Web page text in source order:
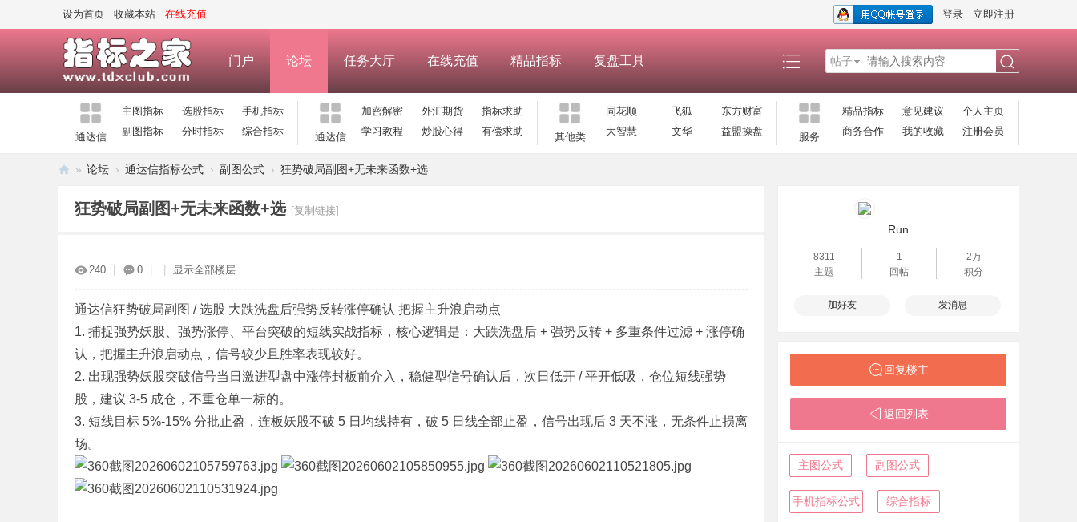
设为首页 收藏本站 在线充值 登录 立即注册
门户 论坛 任务大厅 在线充值 精品指标 复盘工具 帖子
通达信
主图指标 选股指标
手机指标
副图指标
分时指标 综合指标 通达信
加密解密 外汇期货
指标求助
学习教程
炒股心得 有偿求助 其他类
同花顺 飞狐
东方财富
大智慧
文华 益盟操盘 服务
精品指标 意见建议
个人主页
商务合作
我的收藏 注册会员
» 论坛 › 通达信指标公式 › 副图公式 › 狂势破局副图+无未来函数+选
狂势破局副图+无未来函数+选 [复制链接]
240 0 显示全部楼层
通达信狂势破局副图 / 选股 大跌洗盘后强势反转涨停确认 把握主升浪启动点
1. 捕捉强势妖股、强势涨停、平台突破的短线实战指标，核心逻辑是：大跌洗盘后 + 强势反转 + 多重条件过滤 + 涨停确
认，把握主升浪启动点，信号较少且胜率表现较好。
2. 出现强势妖股突破信号当日激进型盘中涨停封板前介入，稳健型信号确认后，次日低开 / 平开低吸，仓位短线强势
股，建议 3-5 成仓，不重仓单一标的。
3. 短线目标 5%-15% 分批止盈，连板妖股不破 5 日均线持有，破 5 日线全部止盈，信号出现后 3 天不涨，无条件止损离
场。
Run
8311
主题
1
回帖
2万
积分
加好友 发消息
回复楼主
返回列表
主图公式 副图公式
手机指标公式 综合指标